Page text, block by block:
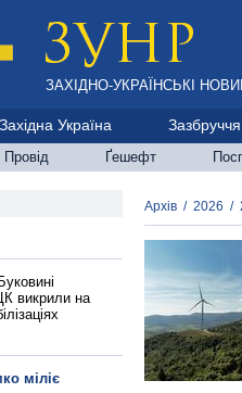
ЗАХІДНО-УКРАЇНСЬКІ
Західна Україна Зазбруччя
Провід Ґешефт
викрили на
міліє
Архів / 2026 /